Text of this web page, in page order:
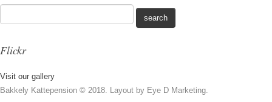
Flickr
Visit our gallery
Bakkely Kattepension © 2018. Layout by Eye D Marketing.